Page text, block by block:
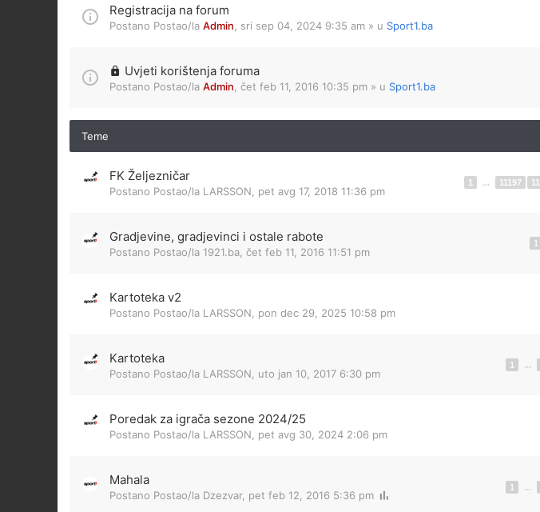
Registracija na forum
Postano Postao/la Admin sri sep 04, 2024 9:35 am » u Sport1.ba
Uvjeti korištenja foruma
Postano Postao/la Admin čet feb 11, 2016 10:35 pm » u Sport1.ba
Teme
FK Željezničar
Postano Postao/la LARSSON pet avg 17, 2018 11:36 pm
1 ... 11197
Gradjevine, gradjevinci i ostale rabote
Postano Postao/la 1921.ba čet feb 11, 2016 11:51 pm
1
Kartoteka v2
Postano Postao/la LARSSON pon dec 29, 2025 10:58 pm
Kartoteka
Postano Postao/la LARSSON uto jan 10, 2017 6:30 pm
1 ...
Poredak za igrača sezone 2024/25
Postano Postao/la LARSSON pet avg 30, 2024 2:06 pm
Mahala
Postano Postao/la Dzezvar, pet feb 12, 2016 5:36 pm
1 ...